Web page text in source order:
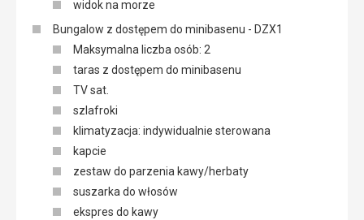
widok na morze
Bungalow z dostępem do minibasenu - DZX1
Maksymalna liczba osób: 2
taras z dostępem do minibasenu
TV sat.
szlafroki
klimatyzacja: indywidualnie sterowana
kapcie
zestaw do parzenia kawy/herbaty
suszarka do włosów
ekspres do kawy